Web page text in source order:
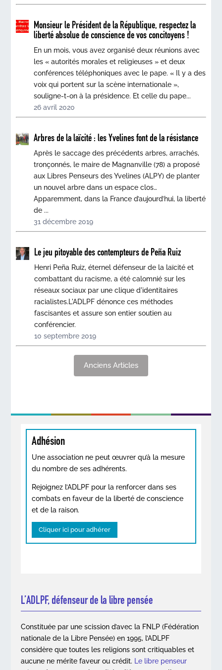
Monsieur le Président de la République, respectez la
liberté absolue de conscience de vos concitoyens !
En un mois, vous avez organisé deux réunions avec
les « autorités morales et religieuses » et deux
conférences téléphoniques avec le pape. « Il y a des
voix qui portent sur la scène internationale »,
souligne-t-on à la présidence. Et celle du pape...
26 avril 2020
Arbres de la laïcité : les Yvelines font de la résistance
Après le saccage des précédents arbres, arrachés,
tronçonnés, le maire de Magnanville (78) a proposé
aux Libres Penseurs des Yvelines (ALPY) de planter
un nouvel arbre dans un espace clos…
Apparemment, dans la France d’aujourd’hui, la liberté
de ...
31 décembre 2019
Le jeu pitoyable des contempteurs de Peña Ruiz
Henri Peña Ruiz, éternel défenseur de la laïcité et
combattant du racisme, a été calomnié sur les
réseaux sociaux par une clique d'identitaires
racialistes.L'ADLPF dénonce ces méthodes
fascisantes et assure son entier soutien au
conférencier.
10 septembre 2019
Anciens Articles
Adhésion
Une association ne peut œuvrer qu’à la mesure
du nombre de ses adhérents.
Rejoignez l’ADLPF pour la renforcer dans ses
combats en faveur de la liberté de conscience
et de la raison.
Cliquer ici pour adhérer
L’ADLPF, défenseur de la libre pensée
Constituée par une scission d’avec la FNLP (Fédération
nationale de la Libre Pensée) en 1995, l’ADLPF
considère que toutes les religions sont critiquables et
aucune ne mérite faveur ou crédit. Le libre penseur